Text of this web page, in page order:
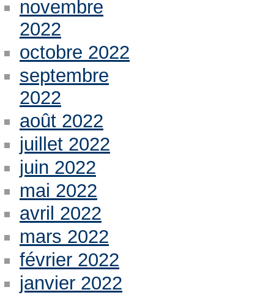
novembre
2022
octobre 2022
septembre
2022
août 2022
juillet 2022
juin 2022
mai 2022
avril 2022
mars 2022
février 2022
janvier 2022